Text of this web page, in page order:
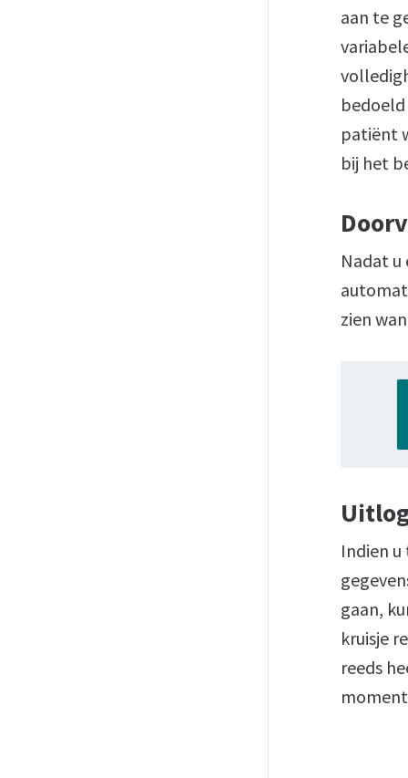
aan te
patiënt
bij het
Nadat u
zien
Indien
gaan,
kruisje
reeds